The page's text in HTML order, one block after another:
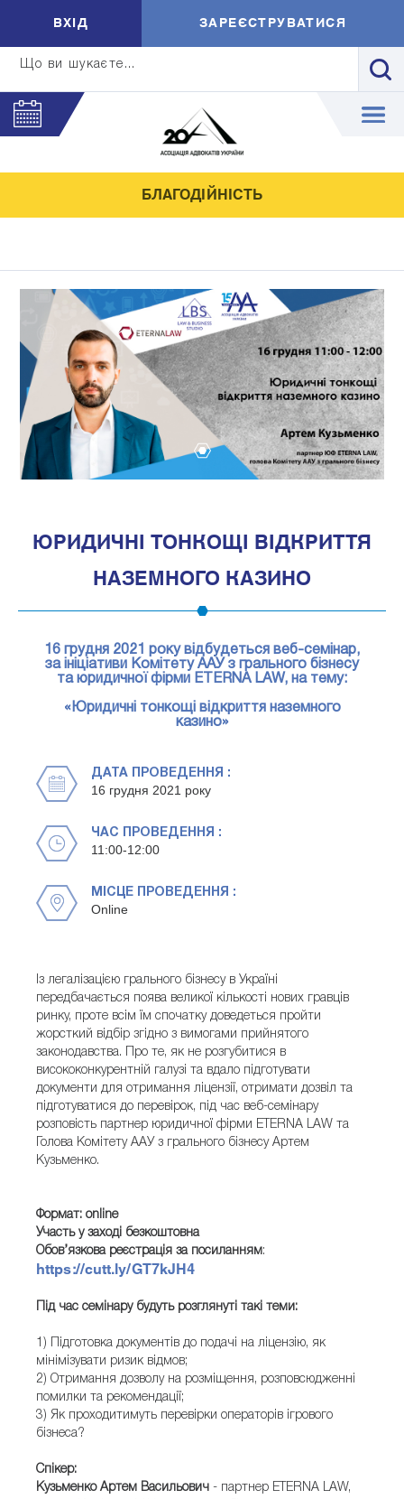
Що ви шукаєте...
ВXIД ЗАРЕЄСТРУВАТИСЯ
БЛАГОДІЙНІСТЬ
ЮРИДИЧНІ ТОНКОЩІ ВІДКРИТТЯ
НАЗЕМНОГО КАЗИНО
16 грудня 2021 року відбудеться веб-семінар,
за ініціативи Комітету ААУ з грального бізнесу
та юридичної фірми ETERNA LAW, на тему:
«Юридичні тонкощі відкриття наземного
казино»
ДАТА ПРОВЕДЕННЯ :
16 грудня 2021 року
ЧАС ПРОВЕДЕННЯ :
11:00-12:00
МІСЦЕ ПРОВЕДЕННЯ :
Online
Із легалізацією грального бізнесу в Україні
передбачається поява великої кількості нових гравців
ринку, проте всім їм спочатку доведеться пройти
жорсткий відбір згідно з вимогами прийнятого
законодавства. Про те, як не розгубитися в
висококонкурентній галузі та вдало підготувати
документи для отримання ліцензії, отримати дозвіл та
підготуватися до перевірок, під час веб-семінару
розповість партнер юридичної фірми ETERNA LAW та
Голова Комітету ААУ з грального бізнесу Артем
Кузьменко.
Формат: online
Участь у заході безкоштовна
Обов’язкова реєстрація за посиланням:
https://cutt.ly/GT7kJH4
Під час семінару будуть розглянуті такі теми:
1) Підготовка документів до подачі на ліцензію, як
мінімізувати ризик відмов;
2) Отримання дозволу на розміщення, розповсюдженні
помилки та рекомендації;
3) Як проходитимуть перевірки операторів ігрового
бізнеса?
Спікер:
Кузьменко Артем Васильович - партнер ETERNA LAW,